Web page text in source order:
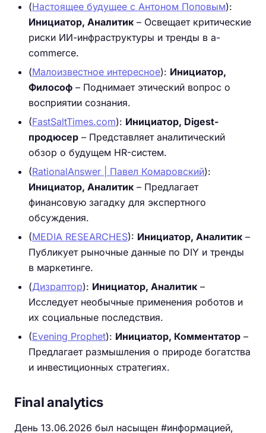
(Настоящее будущее с Антоном Поповым):
Инициатор, Аналитик – Освещает критические
риски ИИ-инфраструктуры и тренды в a-
commerce.
(Малоизвестное интересное): Инициатор,
Философ – Поднимает этический вопрос о
восприятии сознания.
(FastSaltTimes.com): Инициатор, Digest-
продюсер – Представляет аналитический
обзор о будущем HR-систем.
(RationalAnswer | Павел Комаровский):
Инициатор, Аналитик – Предлагает
финансовую загадку для экспертного
обсуждения.
(MEDIA RESEARCHES): Инициатор, Аналитик –
Публикует рыночные данные по DIY и тренды
в маркетинге.
(Дизраптор): Инициатор, Аналитик –
Исследует необычные применения роботов и
их социальные последствия.
(Evening Prophet): Инициатор, Комментатор –
Предлагает размышления о природе богатства
и инвестиционных стратегиях.
Final analytics
День 13.06.2026 был насыщен #информацией,